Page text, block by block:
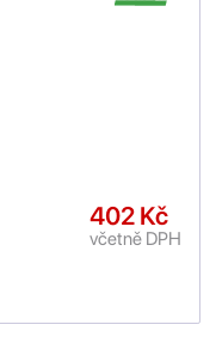
402 Kč
včetně DPH